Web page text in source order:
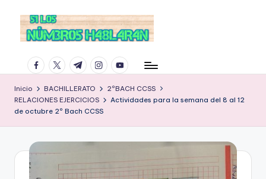
facebook.com
twitter.com
t.me instagram.com
youtube.com
Inicio BACHILLERATO
2ºBACH CCSS
RELACIONES EJERCICIOS
Actividades para la semana del 8 al 12
de octubre 2º Bach CCSS